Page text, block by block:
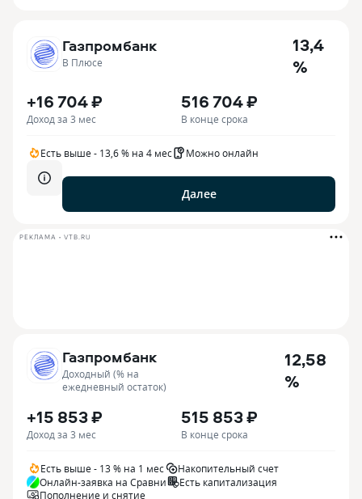
Газпромбанк
В Плюсе
13,4
%
+16 704 ₽
Доход за 3 мес
516 704 ₽
В конце срока
Есть выше - 13,6 % на 4 мес Можно онлайн
Далее
РЕКЛАМА • VTB.RU
Газпромбанк
Доходный (% на
ежедневный остаток)
12,58
%
+15 853 ₽
Доход за 3 мес
515 853 ₽
В конце срока
Есть выше - 13 % на 1 мес
Накопительный счет
Онлайн-заявка на Сравни
Есть капитализация
Пополнение и снятие